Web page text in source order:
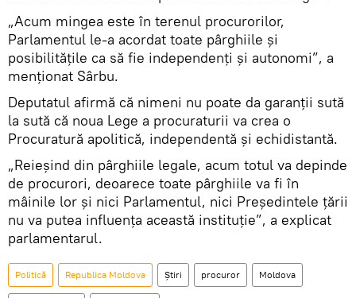
„Acum mingea este în terenul procurorilor,
Parlamentul le-a acordat toate pârghiile și
posibilitățile ca să fie independenți și autonomi”, a
menţionat Sârbu.
Deputatul afirmă că nimeni nu poate da garanții sută
la sută că noua Lege a procuraturii va crea o
Procuratură apolitică, independentă și echidistantă.
„Reieșind din pârghiile legale, acum totul va depinde
de procurori, deoarece toate pârghiile va fi în
mâinile lor și nici Parlamentul, nici Președintele țării
nu va putea influența această instituție”, a explicat
parlamentarul.
Politică Republica Moldova Știri procuror Moldova